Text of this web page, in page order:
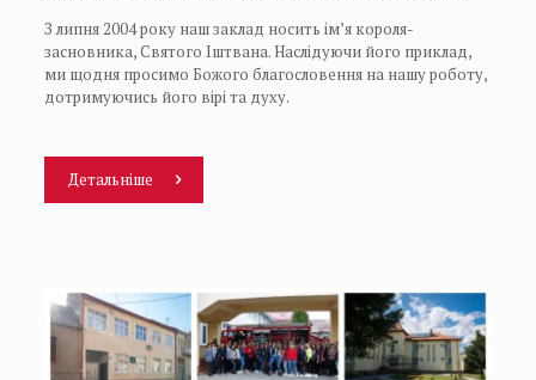
З липня 2004 року наш заклад носить ім’я короля-
засновника, Святого Іштвана. Наслідуючи його приклад,
ми щодня просимо Божого благословення на нашу роботу,
дотримуючись його вірі та духу.
Детальніше